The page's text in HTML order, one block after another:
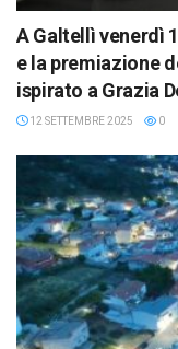
A Galtellì venerdì
e la premiazione
ispirato a Grazia
12 SETTEMBRE 2025 0